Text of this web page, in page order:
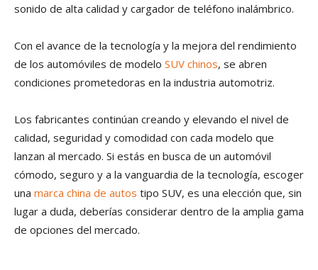
sonido de alta calidad y cargador de teléfono inalámbrico.
Con el avance de la tecnología y la mejora del rendimiento
de los automóviles de modelo SUV chinos, se abren
condiciones prometedoras en la industria automotriz.
Los fabricantes continúan creando y elevando el nivel de
calidad, seguridad y comodidad con cada modelo que
lanzan al mercado. Si estás en busca de un automóvil
cómodo, seguro y a la vanguardia de la tecnología, escoger
una marca china de autos tipo SUV, es una elección que, sin
lugar a duda, deberías considerar dentro de la amplia gama
de opciones del mercado.